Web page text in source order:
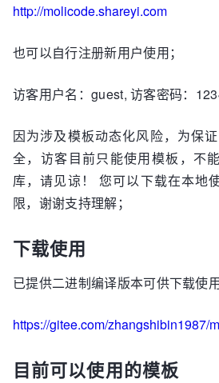
http://molicode.shareyi.com
也可以自行注册新用户使用；
访客用户名：guest, 访客密码：
因为涉及模板动态化风险，为保
全，访客目前只能使用模板，不
库，请见谅！ 您可以下载在本地
限，谢谢支持理解；
下载使用
已提供二进制编译版本可供下载使用
https://gitee.com/zhangshibin1987/
目前可以使用的模板